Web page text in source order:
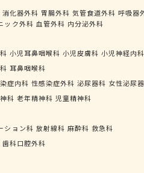
消化器外科 胃腸外科 気管食道外科 呼吸器
ック外科 血管外科 内分泌外科
小児耳鼻咽喉科 小児皮膚科 小児神経内科
耳鼻咽喉科
症内科 性感染症外科 泌尿器科 女性泌尿
科 老年精神科 児童精神科
ション科 放射線科 麻酔科 救急科
歯科口腔外科